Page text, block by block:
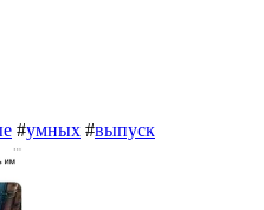
#умных #выпуск